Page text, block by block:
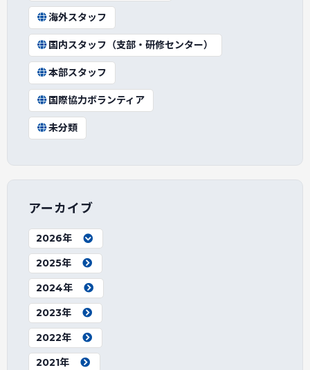
海外スタッフ
国内スタッフ（支部・研修センター）
本部スタッフ
国際協力ボランティア
未分類
アーカイブ
2026年
2025年
2024年
2023年
2022年
2021年